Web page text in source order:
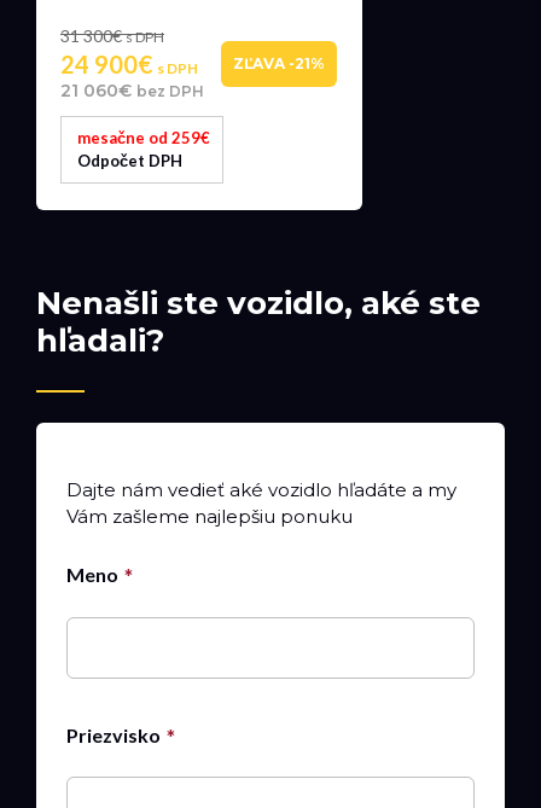
31 300€s DPH
24 900€ s DPH
21 060€ bez DPH
ZĽAVA -21%
mesačne od 259€
Odpočet DPH
Nenašli ste vozidlo, aké ste
hľadali?
Dajte nám vedieť aké vozidlo hľadáte a my
Vám zašleme najlepšiu ponuku
Meno
Priezvisko